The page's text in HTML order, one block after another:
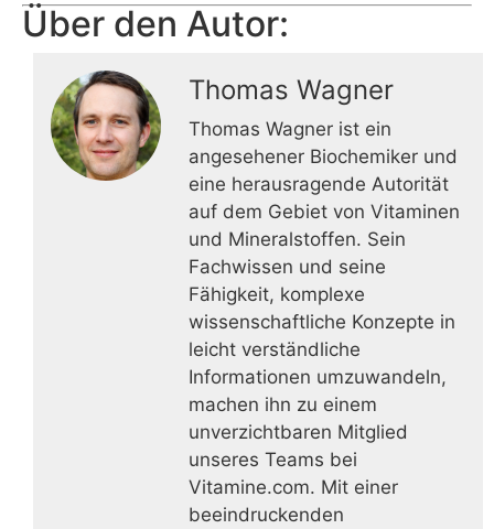
Über den Autor:
Thomas Wagner
Thomas Wagner ist ein
angesehener Biochemiker und
eine herausragende Autorität
auf dem Gebiet von Vitaminen
und Mineralstoffen. Sein
Fachwissen und seine
Fähigkeit, komplexe
wissenschaftliche Konzepte in
leicht verständliche
Informationen umzuwandeln,
machen ihn zu einem
unverzichtbaren Mitglied
unseres Teams bei
Vitamine.com. Mit einer
beeindruckenden